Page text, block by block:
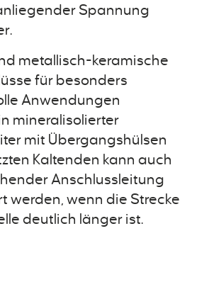
Spannung
metallisch-keramische
für besonders
Anwendungen
mineralisolierter
mit Übergangshülsen
Kaltenden kann auch
Anschlussleitung
werden, wenn die Strecke
deutlich länger ist.